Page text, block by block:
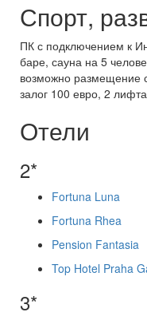
Спорт,
ПК с подключением к
баре, сауна на 5
возможно
залог 100 евро, 2
Отели
2*
Fortuna Luna
Fortuna Rhea
Pension Fantasia
Top Hotel Praha
3*